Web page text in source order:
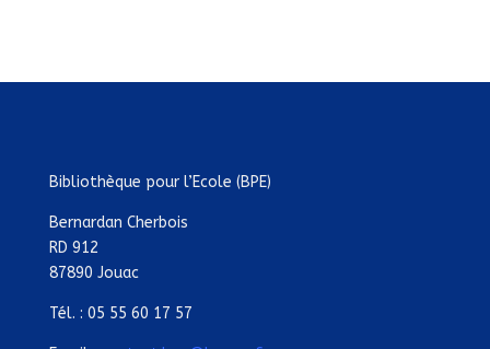
Bibliothèque pour l’Ecole (BPE)
Bernardan Cherbois
RD 912
87890 Jouac
Tél. : 05 55 60 17 57